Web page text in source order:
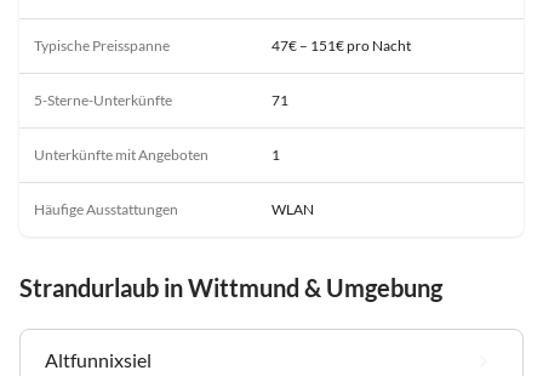
Typische Preisspanne 47€ – 151€ pro Nacht
5-Sterne-Unterkünfte 71
Unterkünfte mit Angeboten 1
Häufige Ausstattungen WLAN
Strandurlaub in Wittmund & Umgebung
Altfunnixsiel